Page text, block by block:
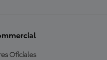
Oficiales